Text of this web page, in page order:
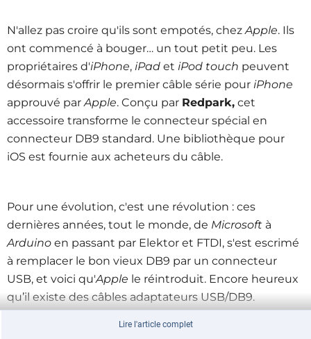
N'allez pas croire qu'ils sont empotés, chezApple. Ils
ont commencé à bouger… un tout petit peu. Les
propriétaires d'iPhone, iPad et iPod touch peuvent
désormais s'offrir le premier câble série pour iPhone
approuvé parApple. Conçu par Redpark, cet
accessoire transforme le connecteur spécial en
connecteur DB9 standard. Une bibliothèque pour
iOS est fournie aux acheteurs du câble.
Pour une évolution, c'est une révolution : ces
dernières années, tout le monde, de Microsoft à
Arduino en passant par Elektor et FTDI, s'est escrimé
à remplacer le bon vieux DB9 par un connecteur
USB, et voici qu'Apple le réintroduit. Encore heureux
qu’il existe des câbles adaptateurs USB/DB9.
Lire l'article complet